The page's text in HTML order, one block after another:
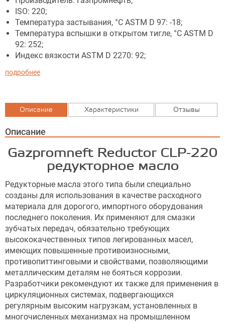
ISO: 220;
Температура застывания, °C ASTM D 97: -18;
Температура вспышки в открытом тигле, °C ASTM D
92: 252;
Индекс вязкости ASTM D 2270: 92;
подробнее
Описание Характеристики Отзывы
Описание
Gazpromneft Reductor CLP-220
редукторное масло
Редукторные масла этого типа были специально
созданы для использования в качестве расходного
материала для дорогого, импортного оборудования
последнего поколения. Их применяют для смазки
зубчатых передач, обязательно требующих
высококачественных типов легированных масел,
имеющих повышенные противоизносными,
противопиттинговыми и свойствами, позволяющими
металлическим деталям не бояться коррозии.
Разработчики рекомендуют их также для применения в
циркуляционных системах, подвергающихся
регулярным высоким нагрузкам, установленных в
многочисленных механизмах на промышленном